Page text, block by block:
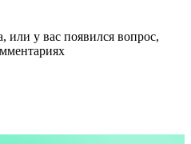
или у вас появился вопрос,